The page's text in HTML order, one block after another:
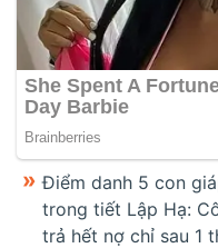
Điểm danh 5 con
trong tiết Lập Hạ:
trả hết nợ chỉ sau 1